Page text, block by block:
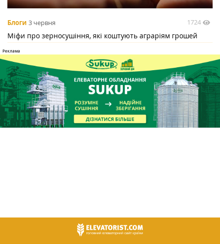
Блоги 3 червня 1724
Міфи про зерносушіння, які коштують аграріям грошей